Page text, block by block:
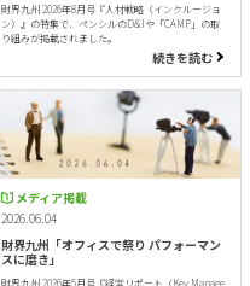
財界九州 2026年8月号『人材戦略（インクルージョ
ン）』の特集で、ペンシルのD&Iや「CAMP」の取
り組みが掲載されました。
続きを読む
メディア掲載
2026.06.04
財界九州「オフィスで祭り パフォーマン
スに磨き」
財界九州 2026年5月号『経営リポート（Key Manage